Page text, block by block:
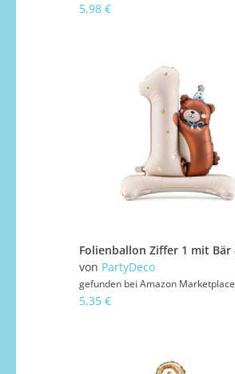
5,98 €
von PartyDeco
gefunden bei Amazon Marketplace
5,35 €